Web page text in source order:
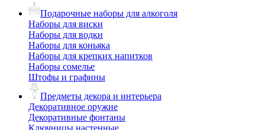
Подарочные наборы для алкоголя
Наборы для виски
Наборы для водки
Наборы для коньяка
Наборы для крепких напитков
Наборы сомелье
Штофы и графины
Предметы декора и интерьера
Декоративное оружие
Декоративные фонтаны
Ключницы настенные